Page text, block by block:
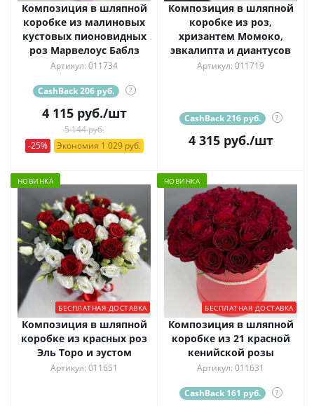
Композиция в шляпной
коробке из малиновых
кустовых пионовидных
роз Марвелоус Баблз
Артикул: 011734
CashBack 206 руб. ?
4 115руб./шт
5 144 руб.
-25%
Экономия 1 029 руб.
Композиция в шляпной
коробке из роз,
хризантем Момоко,
эвкалипта и диантусов
Артикул: 011719
CashBack 216 руб. ?
4 315руб./шт
НОВИНКА
БЕСПЛАТНАЯ ДОСТАВКА
Композиция в шляпной
коробке из красных роз
Эль Торо и эустом
Артикул: 011651
НОВИНКА
БЕСПЛАТНАЯ ДОСТАВКА
Композиция в шляпной
коробке из 21 красной
кенийской розы
Артикул: 011631
CashBack 161 руб. ?